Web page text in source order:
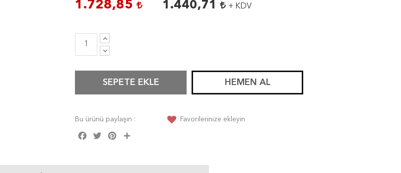
1.728,85 1.440,71 + KDV
SEPETE EKLE HEMEN AL
Bu ürünü paylaşın :
Facebook
Twitter Pinterest
Favorilerinize ekleyin